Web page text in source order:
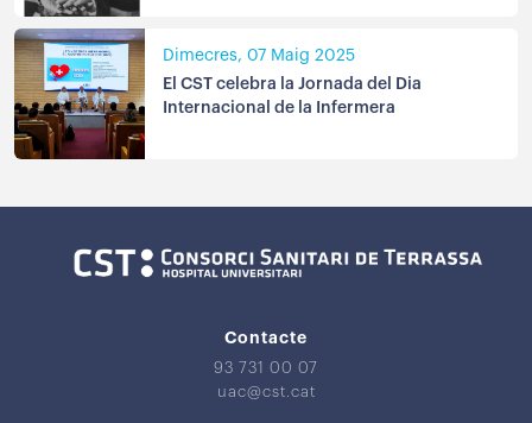
Dimecres, 07 Maig 2025
El CST celebra la Jornada del Dia
Internacional de la Infermera
Contacte
93 731 00 07
uac@cst.cat